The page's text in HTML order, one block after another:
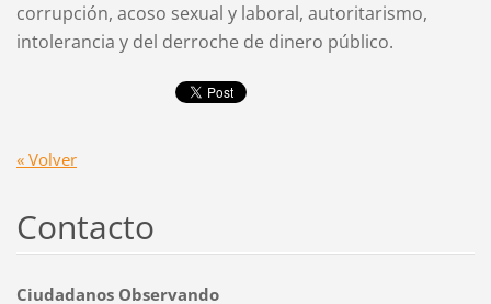
corrupción, acoso sexual y laboral, autoritarismo,
intolerancia y del derroche de dinero público.
« Volver
Contacto
Ciudadanos Observando